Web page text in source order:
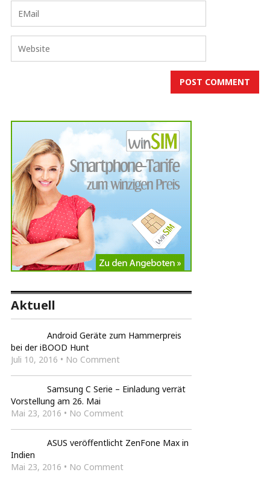
Aktuell
Android Geräte zum Hammerpreis
bei der iBOOD Hunt
Juli 10, 2016 • No Comment
Samsung C Serie – Einladung verrät
Vorstellung am 26. Mai
Mai 23, 2016 • No Comment
ASUS veröffentlicht ZenFone Max in
Indien
Mai 23, 2016 • No Comment